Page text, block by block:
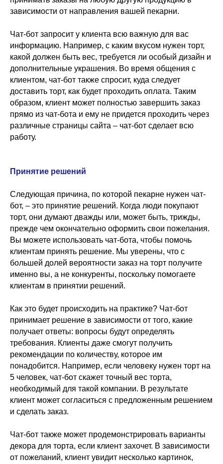
зависимости от направления вашей пекарни.
Чат-бот запросит у клиента всю важную для вас
информацию. Например, с каким вкусом нужен торт,
какой должен быть вес, требуется ли особый дизайн и
дополнительные украшения. Во время общения с
клиентом, чат-бот также спросит, куда следует
доставить торт, как будет проходить оплата. Таким
образом, клиент может полностью завершить заказ
прямо из чат-бота и ему не придется проходить через
различные страницы сайта – чат-бот сделает всю
работу.
Принятие решений
Следующая причина, по которой пекарне нужен чат-
бот, – это принятие решений. Когда люди покупают
торт, они думают дважды или, может быть, трижды,
прежде чем окончательно оформить свои пожелания.
Вы можете использовать чат-бота, чтобы помочь
клиентам принять решение. Мы уверены, что с
большей долей вероятности заказ на торт получите
именно вы, а не конкуренты, поскольку помогаете
клиентам в принятии решений.
Как это будет происходить на практике? Чат-бот
принимает решение в зависимости от того, какие
получает ответы: вопросы будут определять
требования. Клиенты даже смогут получить
рекомендации по количеству, которое им
понадобится. Например, если человеку нужен торт на
5 человек, чат-бот скажет точный вес торта,
необходимый для такой компании. В результате
клиент может согласиться с предложенным решением
и сделать заказ.
Чат-бот также может продемонстрировать варианты
декора для торта, если клиент захочет. В зависимости
от пожеланий, клиент увидит несколько картинок,